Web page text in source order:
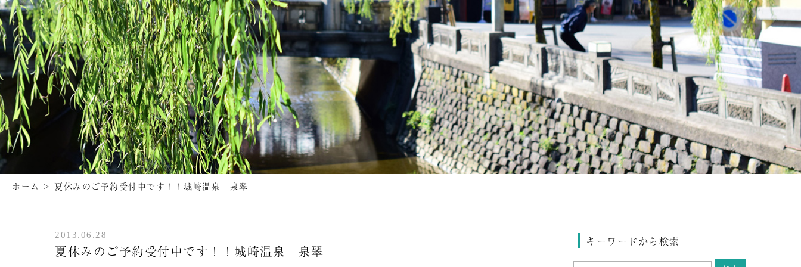
ホーム > 夏休みのご予約受付中です！！城崎温泉 泉翠
2013.06.28
夏休みのご予約受付中です！！城崎温泉 泉翠
キーワードから検索